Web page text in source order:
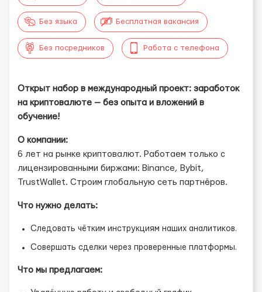
Без языка Бесплатная вакансия
Без посредников Работа с телефона
Открыт набор в международный проект: заработок
на криптовалюте — без опыта и вложений в
обучение!
О компании:
6 лет на рынке криптовалют. Работаем только с
лицензированными биржами: Binance, Bybit,
TrustWallet. Строим глобальную сеть партнёров.
Что нужно делать:
Следовать чётким инструкциям наших аналитиков.
Совершать сделки через проверенные платформы.
Что мы предлагаем: